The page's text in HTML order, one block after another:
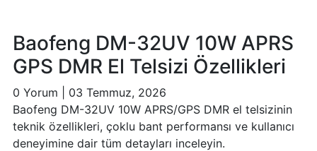
Baofeng DM-32UV 10W APRS
GPS DMR El Telsizi Özellikleri
0 Yorum
03 Temmuz, 2026
Baofeng DM-32UV 10W APRS/GPS DMR el telsizinin
teknik özellikleri, çoklu bant performansı ve kullanıcı
deneyimine dair tüm detayları inceleyin.